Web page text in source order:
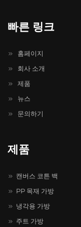
빠른 링크
홈페이지
회사 소개
제품
뉴스
문의하기
제품
캔버스 코튼 백
PP 목재 가방
냉각용 가방
주트 가방